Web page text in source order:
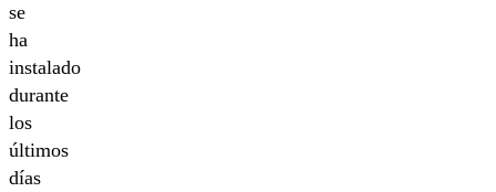
se
ha
instalado
durante
los
últimos
días